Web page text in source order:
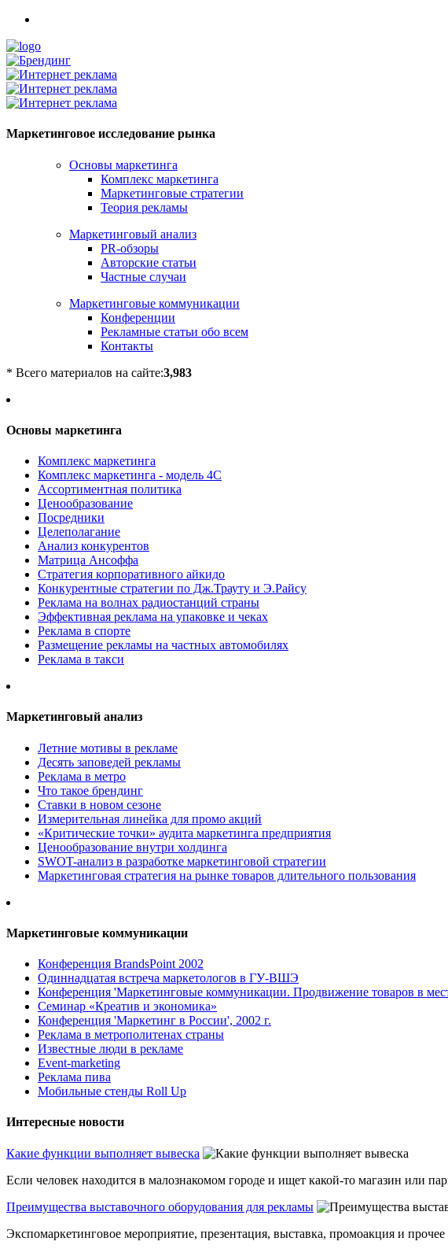
Маркетинговое исследование рынка
Основы маркетинга
Комплекс маркетинга
Маркетинговые стратегии
Теория рекламы
Маркетинговый анализ
PR-обзоры
Авторские статьи
Частные случаи
Маркетинговые коммуникации
Конференции
Рекламные статьи обо всем
Контакты
* Всего материалов на сайте:3,983
Основы маркетинга
Комплекс маркетинга
Комплекс маркетинга - модель 4С
Ассортиментная политика
Ценообразование
Посредники
Целеполагание
Анализ конкурентов
Матрица Ансоффа
Стратегия корпоративного айкидо
Конкурентные стратегии по Дж.Трауту и Э.Райсу
Реклама на волнах радиостанций страны
Эффективная реклама на упаковке и чеках
Реклама в спорте
Размещение рекламы на частных автомобилях
Реклама в такси
Маркетинговый анализ
Летние мотивы в рекламе
Десять заповедей рекламы
Реклама в метро
Что такое брендинг
Ставки в новом сезоне
Измерительная линейка для промо акций
«Критические точки» аудита маркетинга предприятия
Ценообразование внутри холдинга
SWOT-анализ в разработке маркетинговой стратегии
Маркетинговая стратегия на рынке товаров длительного пользования
Маркетинговые коммуникации
Конференция BrandsPoint 2002
Одиннадцатая встреча маркетологов в ГУ-ВШЭ
Конференция 'Маркетинговые коммуникации. Продвижение товаров в
Семинар «Креатив и экономика»
Конференция 'Маркетинг в России', 2002 г.
Реклама в метрополитенах страны
Известные люди в рекламе
Event-marketing
Реклама пива
Мобильные стенды Roll Up
Интересные новости
Какие функции выполняет вывеска
Если человек находится в малознакомом городе и ищет какой-то магазин или
Преимущества выставочного оборудования для рекламы
Экспомаркетинговое мероприятие, презентация, выставка, промоакция и